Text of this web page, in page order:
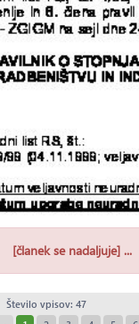
[članek se nadaljuje] ...
Število vpisov: 47